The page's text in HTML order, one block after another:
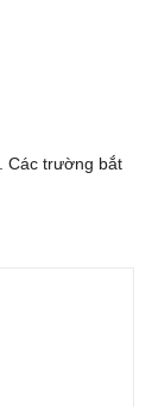
Các trường bắt